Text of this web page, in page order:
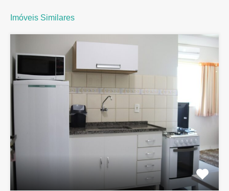
Imóveis Similares